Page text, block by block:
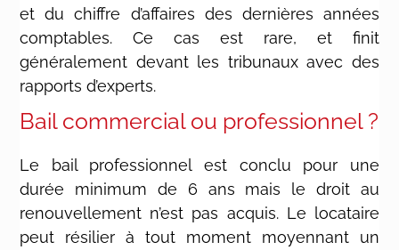
et du chiffre d’affaires des dernières années
comptables. Ce cas est rare, et finit
généralement devant les tribunaux avec des
rapports d’experts.
Bail commercial ou professionnel ?
Le bail professionnel est conclu pour une
durée minimum de 6 ans mais le droit au
renouvellement n’est pas acquis. Le locataire
peut résilier à tout moment moyennant un